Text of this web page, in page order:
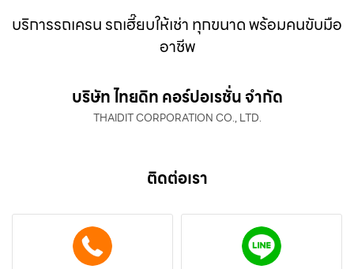
บริการรถเครน รถเฮี๊ยบให้เช่า ทุกขนาด พร้อมคนขับมือ
อาชีพ
บริษัท ไทยดิท คอร์ปอเรชั่น จำกัด
THAIDIT CORPORATION CO., LTD.
ติดต่อเรา